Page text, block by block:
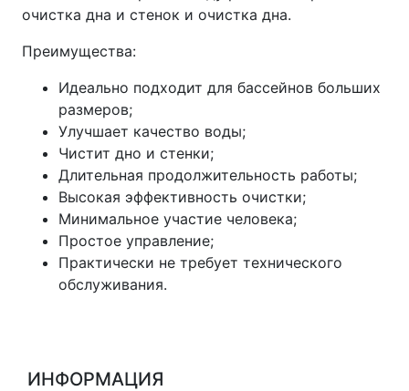
очистка дна и стенок и очистка дна.
Преимущества:
Идеально подходит для бассейнов больших
размеров;
Улучшает качество воды;
Чистит дно и стенки;
Длительная продолжительность работы;
Высокая эффективность очистки;
Минимальное участие человека;
Простое управление;
Практически не требует технического
обслуживания.
ИНФОРМАЦИЯ